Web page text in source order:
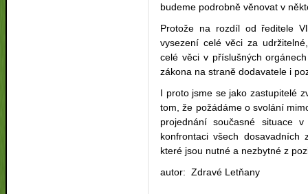
budeme podrobně věnovat v
Protože na rozdíl od ředitele
vysezení celé věci za
celé věci v příslušných
zákona na straně dodavatele i
I proto jsme se jako zastupitelé
tom, že požádáme o svolání
projednání současné situace
konfrontaci všech dosavadních
které jsou nutné a nezbytné z
autor: Zdravé Letňany